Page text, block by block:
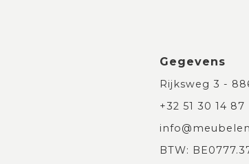
Gegevens
Rijksweg 3 -
+32 51 30 14 87
BTW: